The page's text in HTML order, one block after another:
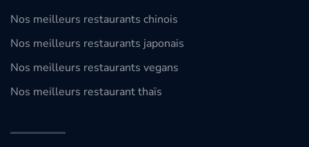
Nos meilleurs restaurants chinois
Nos meilleurs restaurants japonais
Nos meilleurs restaurants vegans
Nos meilleurs restaurant thaïs